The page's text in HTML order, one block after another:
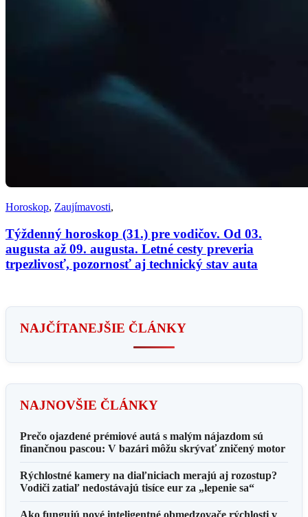
Horoskop, Zaujímavosti,
Týždenný horoskop (31.) pre vodičov. Od 03.
augusta až 09. augusta. Letné cesty preveria
trpezlivosť, pozornosť aj technický stav auta
NAJČÍTANEJŠIE ČLÁNKY
NAJNOVŠIE ČLÁNKY
Prečo ojazdené prémiové autá s malým nájazdom sú
finančnou pascou: V bazári môžu skrývať zničený motor
Rýchlostné kamery na diaľniciach merajú aj rozostup?
Vodiči zatiaľ nedostávajú tisíce eur za „lepenie sa“
Ako fungujú nové inteligentné obmedzovače rýchlosti v